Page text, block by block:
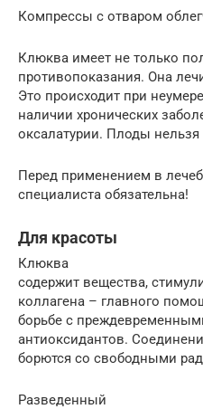
Компрессы с отваром
Клюква имеет не только
противопоказания. Она
Это происходит при
наличии хронических
оксалатурии. Плоды нельзя
Перед применением в
специалиста обязательна!
Для красоты
Клюква
содержит вещества,
коллагена – главного
борьбе с
антиоксидантов.
борются со свободными
Разведенный